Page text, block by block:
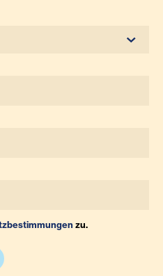
zu.